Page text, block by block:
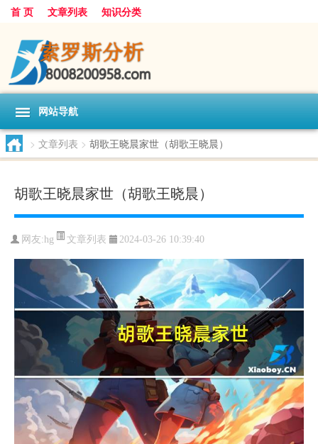
首 页 文章列表 知识分类
网站导航
> 文章列表 > 胡歌王晓晨家世（胡歌王晓晨）
胡歌王晓晨家世（胡歌王晓晨）
网友:hg 文章列表 2024-03-26 10:39:40